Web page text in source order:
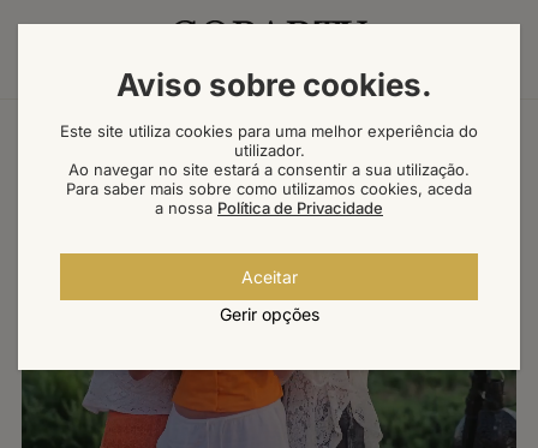
Aviso sobre cookies.
Este site utiliza cookies para uma melhor experiência do
utilizador.
Ao navegar no site estará a consentir a sua utilização.
Para saber mais sobre como utilizamos cookies, aceda
a nossa Política de Privacidade
Aceitar
Gerir opções